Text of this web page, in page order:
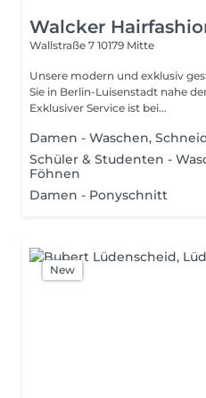
Walcker
Wallstraße 7 10179 Mitte
Unsere modern und exklusiv
Sie in Berlin-Luisenstadt nahe
Exklusiver Service ist bei...
Damen - Waschen,
Schüler & Studenten -
Föhnen
Damen - Ponyschnitt
New